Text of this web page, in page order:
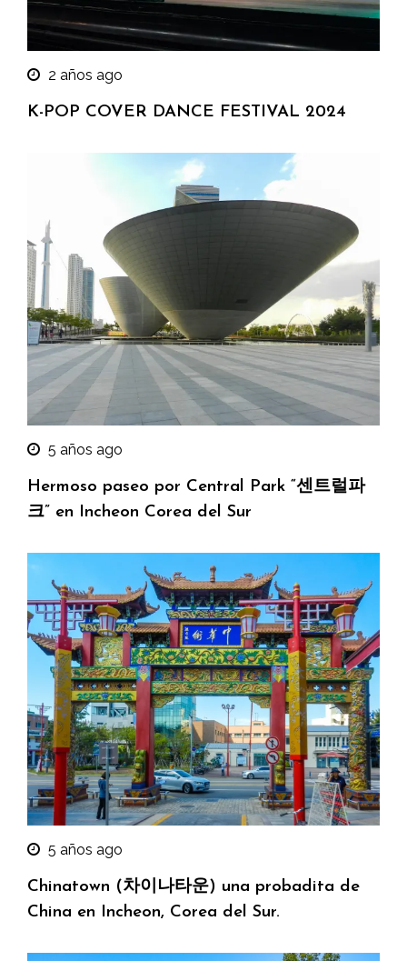
2 años ago
K-POP COVER DANCE FESTIVAL 2024
5 años ago
Hermoso paseo por Central Park “센트럴파
크” en Incheon Corea del Sur
5 años ago
Chinatown (차이나타운) una probadita de
China en Incheon, Corea del Sur.